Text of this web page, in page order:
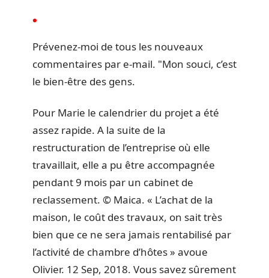
Prévenez-moi de tous les nouveaux
commentaires par e-mail. "Mon souci, c’est
le bien-être des gens.
Pour Marie le calendrier du projet a été
assez rapide. A la suite de la
restructuration de l’entreprise où elle
travaillait, elle a pu être accompagnée
pendant 9 mois par un cabinet de
reclassement. © Maica. « L’achat de la
maison, le coût des travaux, on sait très
bien que ce ne sera jamais rentabilisé par
l’activité de chambre d’hôtes » avoue
Olivier. 12 Sep, 2018. Vous savez sûrement